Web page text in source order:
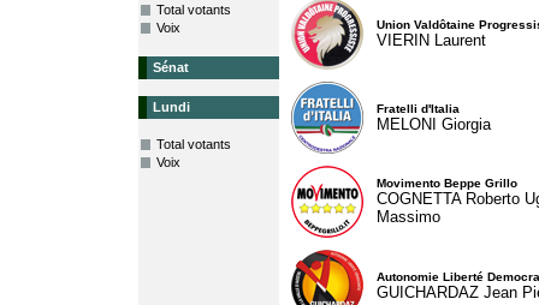
Total votants
Voix
Sénat
Lundi
Total votants
Voix
Union Valdôtaine
VIERIN Laurent
Fratelli d'Italia
MELONI Giorgia
Movimento Beppe Grillo
COGNETTA Roberto
Massimo
Autonomie Liberté
GUICHARDAZ Jean